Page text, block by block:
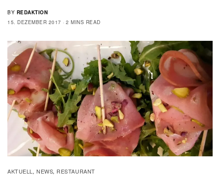
BY REDAKTION
15. DEZEMBER 2017
2 MINS READ
AKTUELL , NEWS, RESTAURANT